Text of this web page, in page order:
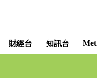
財經台 知訊台